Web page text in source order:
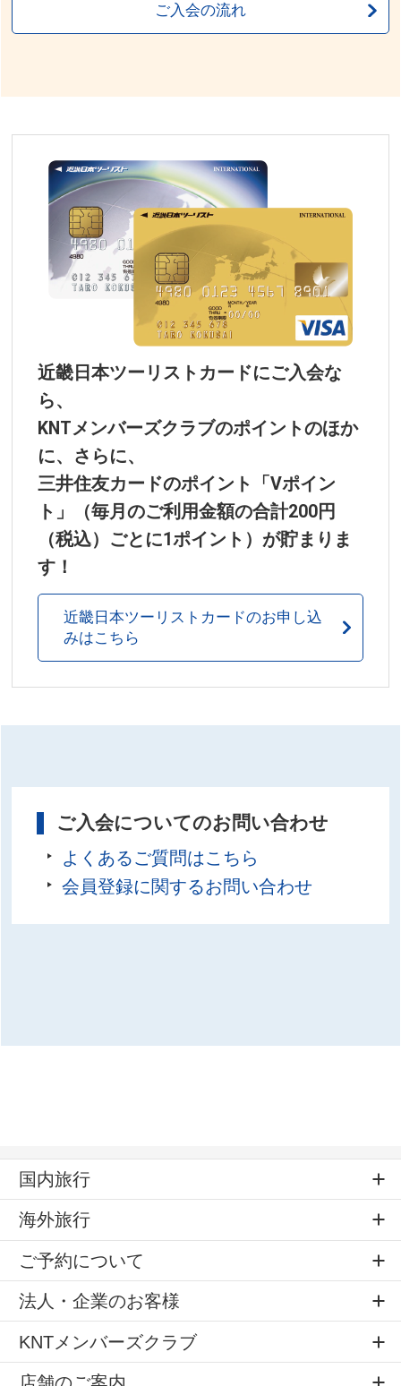
ご入会の流れ
近畿日本ツーリストカードにご入会な
ら、
KNTメンバーズクラブのポイントのほか
に、さらに、
三井住友カードのポイント「Vポイン
ト」（毎月のご利用金額の合計200円
（税込）ごとに1ポイント）が貯まりま
す！
近畿日本ツーリストカードのお申し込
みはこちら
ご入会についてのお問い合わせ
よくあるご質問はこちら
会員登録に関するお問い合わせ
国内旅行
海外旅行
ご予約について
法人・企業のお客様
KNTメンバーズクラブ